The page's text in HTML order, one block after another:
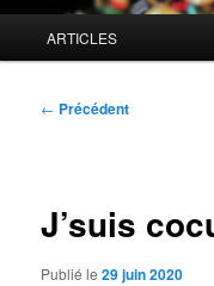
principal
ARTICLES
Navigation
← Précédent
J’suis
Publié le29 juin 2020